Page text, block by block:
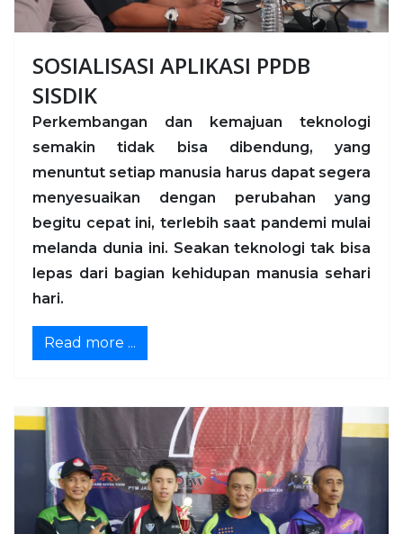
SOSIALISASI APLIKASI PPDB
SISDIK
Perkembangan dan kemajuan teknologi
semakin tidak bisa dibendung, yang
menuntut setiap manusia harus dapat segera
menyesuaikan dengan perubahan yang
begitu cepat ini, terlebih saat pandemi mulai
melanda dunia ini. Seakan teknologi tak bisa
lepas dari bagian kehidupan manusia sehari
hari.
Read more ...